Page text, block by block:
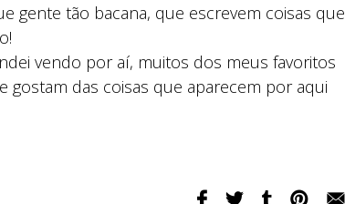
gente tão bacana, que escrevem coisas que
vendo por aí, muitos dos meus favoritos
gostam das coisas que aparecem por aqui